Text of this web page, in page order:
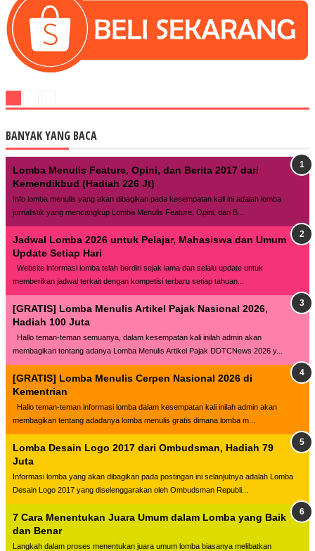
BANYAK YANG BACA
Lomba Menulis Feature, Opini, dan Berita 2017 dari
Kemendikbud (Hadiah 226 Jt)
Info lomba menulis yang akan dibagikan pada kesempatan kali ini adalah lomba
jurnalistik yang mencangkup Lomba Menulis Feature, Opini, dan B...
Jadwal Lomba 2026 untuk Pelajar, Mahasiswa dan Umum
Update Setiap Hari
Website lnformasi lomba telah berdiri sejak lama dan selalu update untuk
memberikan jadwal terkait dengan kompetisi terbaru setiap tahuan...
[GRATIS] Lomba Menulis Artikel Pajak Nasional 2026,
Hadiah 100 Juta
Hallo teman-teman semuanya, dalam kesempatan kali inilah admin akan
membagikan tentang adanya Lomba Menulis Artikel Pajak DDTCNews 2026 y...
[GRATIS] Lomba Menulis Cerpen Nasional 2026 di
Kementrian
Hallo teman-teman informasi lomba dalam kesempatan kali inilah admin akan
membagikan tentang adadanya lomba menulis gratis dimana lomba m...
Lomba Desain Logo 2017 dari Ombudsman, Hadiah 79
Juta
Informasi lomba yang akan dibagikan pada postingan ini selanjutnya adalah Lomba
Desain Logo 2017 yang diselenggarakan oleh Ombudsman Republi...
7 Cara Menentukan Juara Umum dalam Lomba yang Baik
dan Benar
Langkah dalam proses menentukan juara umum lomba biasanya melibatkan